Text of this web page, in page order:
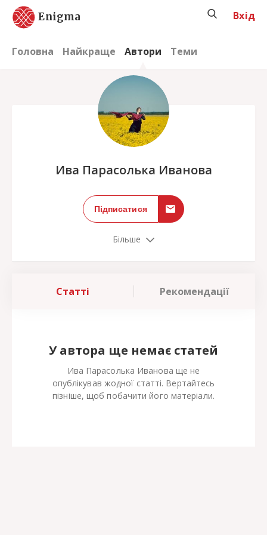
Enigma
Головна Найкраще Автори Теми
Вхід
Ива Парасолька Иванова
Підписатися
Більше
Статті Рекомендації
У автора ще немає статей
Ива Парасолька Иванова ще не
опублікував жодної статті. Вертайтесь
пізніше, щоб побачити його матеріали.